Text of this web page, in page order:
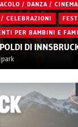
/ DANZA /
/ CELEBRAZIONI
PER BAMBINI E
DI